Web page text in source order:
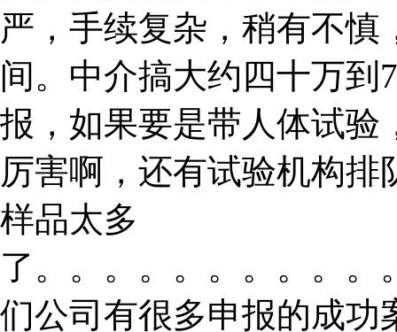
严，手续复杂，稍有不
间。中介搞大约四十万到
报，如果要是带人体试验
厉害啊，还有试验机构
样品太多
了。。。。。。。。。
们公司有很多申报的成功